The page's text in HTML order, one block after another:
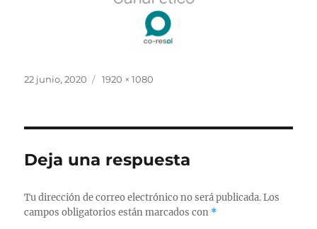
Publicado
22 junio, 2020
Tamaño
1920 × 1080
Deja una respuesta
Tu dirección de correo electrónico no será publicada. Los
campos obligatorios están marcados con *